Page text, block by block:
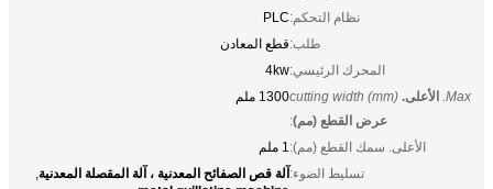
نظام التحكم:PLC
طلب:قطع المعادن
المحرك الرئيسي:4kw
Max. الأعلى. cutting width (mm)
عرض القطع (مم):
1300 ملم
الأعلى. سمك القطع (مم):1 ملم
تسليط الضوء:آلة قص الصفائح المعدنية ، آلة المقصلة المعدنية,